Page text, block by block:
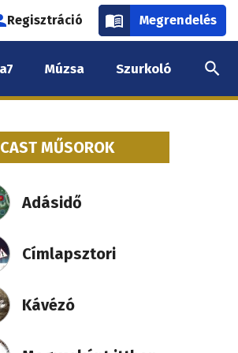
Regisztráció Megrendelés
Múzsa Szurkoló
MŰSOROK
Adásidő
Címlapsztori
Kávézó